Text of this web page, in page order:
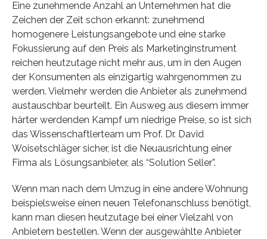
Eine zunehmende Anzahl an Unternehmen hat die
Zeichen der Zeit schon erkannt: zunehmend
homogenere Leistungsangebote und eine starke
Fokussierung auf den Preis als Marketinginstrument
reichen heutzutage nicht mehr aus, um in den Augen
der Konsumenten als einzigartig wahrgenommen zu
werden. Vielmehr werden die Anbieter als zunehmend
austauschbar beurteilt. Ein Ausweg aus diesem immer
härter werdenden Kampf um niedrige Preise, so ist sich
das Wissenschaftlerteam um Prof. Dr. David
Woisetschläger sicher, ist die Neuausrichtung einer
Firma als Lösungsanbieter, als “Solution Seller”.
Wenn man nach dem Umzug in eine andere Wohnung
beispielsweise einen neuen Telefonanschluss benötigt,
kann man diesen heutzutage bei einer Vielzahl von
Anbietern bestellen. Wenn der ausgewählte Anbieter